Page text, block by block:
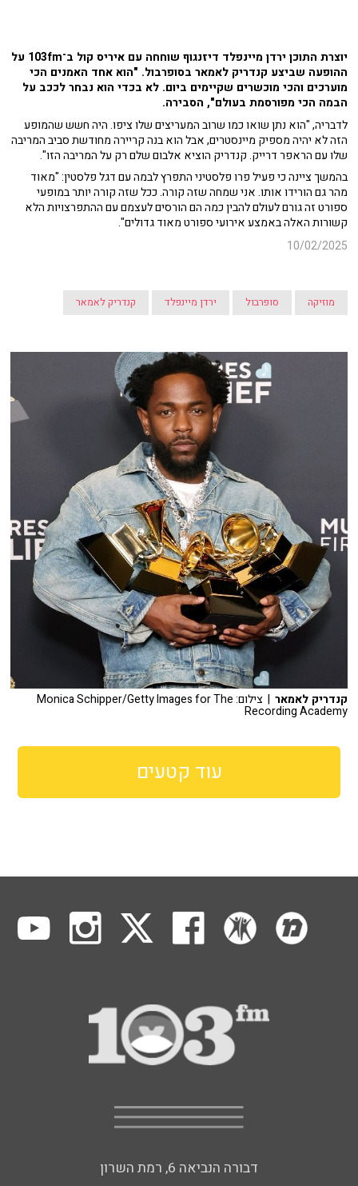
יוצרת התוכן ירדן מיינפלד דיזנגוף שוחחה עם איריס קול ב־103fm על
ההופעה שביצע קנדריק לאמאר בסופרבול. "הוא אחד האמנים הכי
מוערכים והכי מוכשרים שקיימים ביום. לא בכדי הוא נבחר לככב על
הבמה הכי מפורסמת בעולם", הסבירה.
לדבריה, "הוא נתן שואו כמו שרוב המעריצים שלו ציפו. היה חשש שהמופע
הזה לא יהיה מספיק מיינסטרים, אבל הוא בנה קריירה מחודשת סביב המריבה
שלו עם הראפר דרייק. קנדריק הוציא אלבום שלם רק על המריבה הזו".
בהמשך ציינה כי פעיל פרו פלסטיני התפרץ לבמה עם דגל פלסטין: "מאוד
מהר גם הורידו אותו. אני שמחה שזה קורה. ככל שזה קורה יותר במופעי
ספורט זה גורם לעולם להבין כמה הם הורסים לעצמם עם ההתפרצויות הלא
קשורות האלה באמצע אירועי ספורט מאוד גדולים".
10/02/2025
מוזיקה סופרבול ירדן מיינפלד קנדריק לאמאר
קנדריק לאמאר | צילום: Monica Schipper/Getty Images for The
Recording Academy
עוד קטעים
דבורה הנביאה 6, רמת השרון